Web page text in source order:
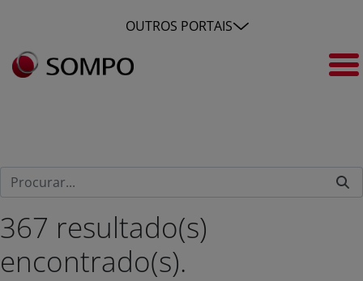
Pular para o Conteúdo principal
Pesquisa
OUTROS PORTAIS
367 resultado(s)
encontrado(s).